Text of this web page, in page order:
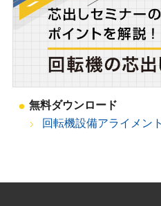
無料ダウンロード
回転機設備アライメン